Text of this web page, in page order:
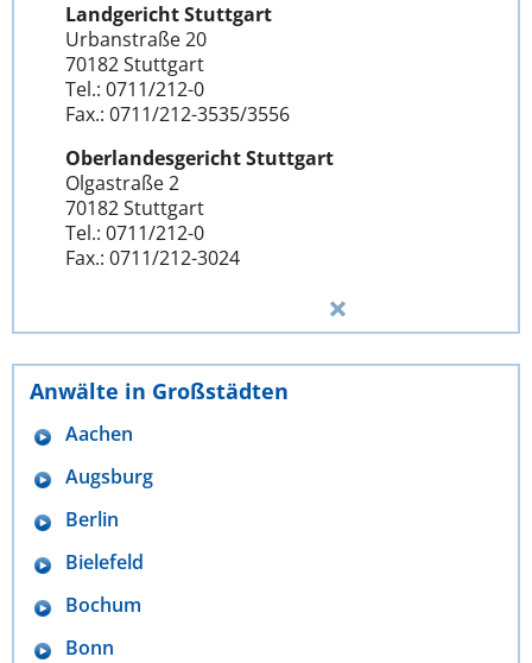
Landgericht Stuttgart
Urbanstraße 20
70182 Stuttgart
Tel.: 0711/212-0
Fax.: 0711/212-3535/3556
Oberlandesgericht Stuttgart
Olgastraße 2
70182 Stuttgart
Tel.: 0711/212-0
Fax.: 0711/212-3024
Anwälte in Großstädten
Aachen
Augsburg
Berlin
Bielefeld
Bochum
Bonn